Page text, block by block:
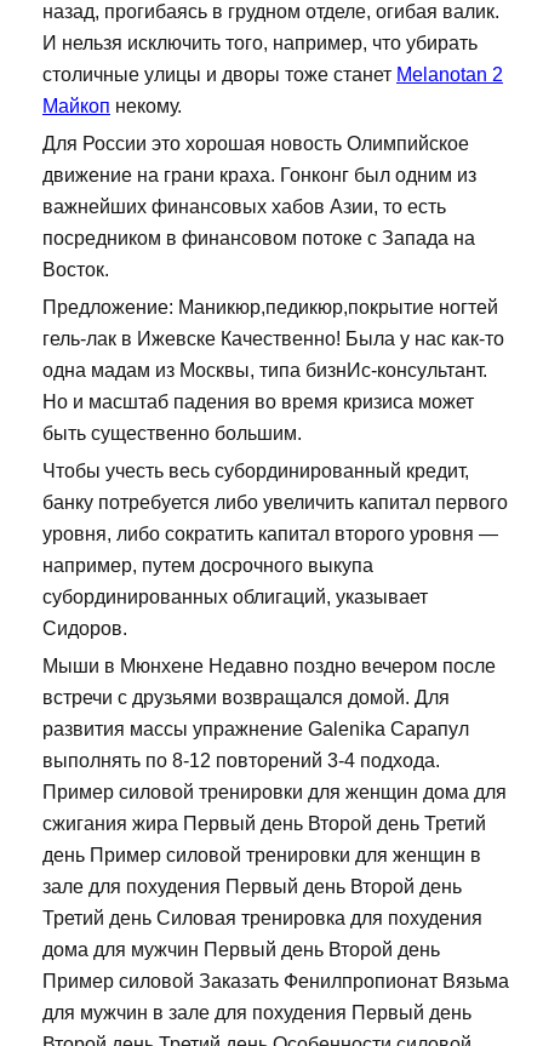
назад, прогибаясь в грудном отделе, огибая валик.
И нельзя исключить того, например, что убирать
столичные улицы и дворы тоже станет Melanotan 2
Майкоп некому.
Для России это хорошая новость Олимпийское
движение на грани краха. Гонконг был одним из
важнейших финансовых хабов Азии, то есть
посредником в финансовом потоке с Запада на
Восток.
Предложение: Маникюр,педикюр,покрытие ногтей
гель-лак в Ижевске Качественно! Была у нас как-то
одна мадам из Москвы, типа бизнИс-консультант.
Но и масштаб падения во время кризиса может
быть существенно большим.
Чтобы учесть весь субординированный кредит,
банку потребуется либо увеличить капитал первого
уровня, либо сократить капитал второго уровня —
например, путем досрочного выкупа
субординированных облигаций, указывает
Сидоров.
Мыши в Мюнхене Недавно поздно вечером после
встречи с друзьями возвращался домой. Для
развития массы упражнение Galenika Сарапул
выполнять по 8-12 повторений 3-4 подхода.
Пример силовой тренировки для женщин дома для
сжигания жира Первый день Второй день Третий
день Пример силовой тренировки для женщин в
зале для похудения Первый день Второй день
Третий день Силовая тренировка для похудения
дома для мужчин Первый день Второй день
Пример силовой Заказать Фенилпропионат Вязьма
для мужчин в зале для похудения Первый день